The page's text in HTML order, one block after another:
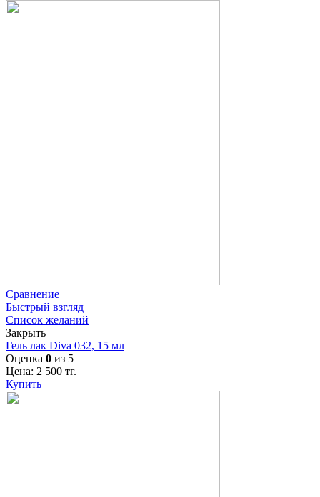
Сравнение
Быстрый взгляд
Список желаний
Закрыть
Гель лак Diva 032, 15 мл
Оценка 0 из 5
Цена: 2 500 тг.
Купить